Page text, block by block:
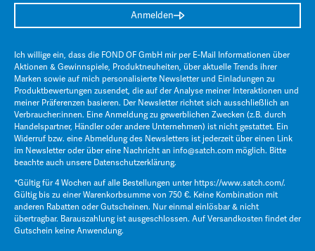
Anmelden
Ich willige ein, dass die FOND OF GmbH mir per E-Mail Informationen über
Aktionen & Gewinnspiele, Produktneuheiten, über aktuelle Trends ihrer
Marken sowie auf mich personalisierte Newsletter und Einladungen zu
Produktbewertungen zusendet, die auf der Analyse meiner Interaktionen und
meiner Präferenzen basieren. Der Newsletter richtet sich ausschließlich an
Verbraucher:innen. Eine Anmeldung zu gewerblichen Zwecken (z.B. durch
Handelspartner, Händler oder andere Unternehmen) ist nicht gestattet. Ein
Widerruf bzw. eine Abmeldung des Newsletters ist jederzeit über einen Link
im Newsletter oder über eine Nachricht an info@satch.com möglich. Bitte
beachte auch unsere Datenschutzerklärung.
*Gültig für 4 Wochen auf alle Bestellungen unter https://www.satch.com/.
Gültig bis zu einer Warenkorbsumme von 750 €. Keine Kombination mit
anderen Rabatten oder Gutscheinen. Nur einmal einlösbar & nicht
übertragbar. Barauszahlung ist ausgeschlossen. Auf Versandkosten findet der
Gutschein keine Anwendung.